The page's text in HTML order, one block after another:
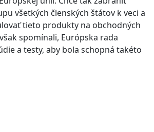
všetkých členských štátov k veci a
tieto produkty na obchodných
spomínali, Európska rada
a testy, aby bola schopná takéto